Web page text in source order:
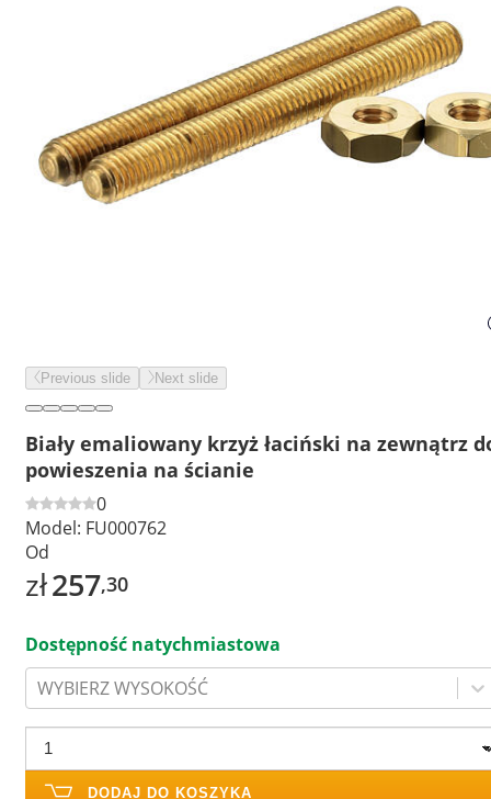
Previous slide Next slide
Biały emaliowany krzyż łaciński na zewnątrz
powieszenia na ścianie
0
Model: FU000762
Od
zł257,30
Dostępność natychmiastowa
WYBIERZ WYSOKOŚĆ
DODAJ DO KOSZYKA